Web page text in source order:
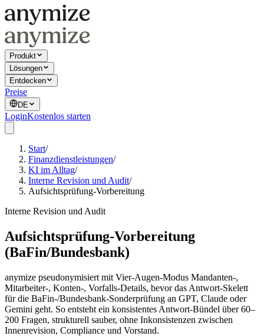
Produkt
Lösungen
Entdecken
Preise
DE
LoginKostenlos starten
Start/
Finanzdienstleistungen/
KI im Alltag/
Interne Revision und Audit/
Aufsichtsprüfung-Vorbereitung
Interne Revision und Audit
Aufsichtsprüfung-Vorbereitung
(BaFin/Bundesbank)
anymize pseudonymisiert mit Vier-Augen-Modus Mandanten-,
Mitarbeiter-, Konten-, Vorfalls-Details, bevor das Antwort-Skelett
für die BaFin-/Bundesbank-Sonderprüfung an GPT, Claude oder
Gemini geht. So entsteht ein konsistentes Antwort-Bündel über 60–
200 Fragen, strukturell sauber, ohne Inkonsistenzen zwischen
Innenrevision, Compliance und Vorstand.